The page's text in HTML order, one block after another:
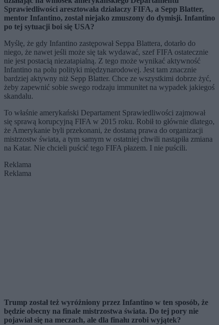
Sprawiedliwości aresztowała działaczy FIFA, a Sepp Blatter,
mentor Infantino, został niejako zmuszony do dymisji. Infantino
po tej sytuacji boi się USA?
Myślę, że gdy Infantino zastępował Seppa Blattera, dotarło do
niego, że nawet jeśli może się tak wydawać, szef FIFA ostatecznie
nie jest postacią niezatapialną. Z tego może wynikać aktywność
Infantino na polu polityki międzynarodowej. Jest tam znacznie
bardziej aktywny niż Sepp Blatter. Chce ze wszystkimi dobrze żyć,
żeby zapewnić sobie swego rodzaju immunitet na wypadek jakiegoś
skandalu.
To właśnie amerykański Departament Sprawiedliwości zajmował
się sprawą korupcyjną FIFA w 2015 roku. Robił to głównie dlatego,
że Amerykanie byli przekonani, że dostaną prawa do organizacji
mistrzostw świata, a tym samym w ostatniej chwili nastąpiła zmiana
na Katar. Nie chcieli puścić tego FIFA płazem. I nie puścili.
Reklama
Reklama
Trump został też wyróżniony przez Infantino w ten sposób, że
będzie obecny na finale mistrzostwa świata. Do tej pory nie
pojawiał się na meczach, ale dla finału zrobi wyjątek?